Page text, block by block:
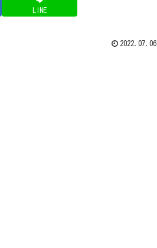
LINE
2022.07.06